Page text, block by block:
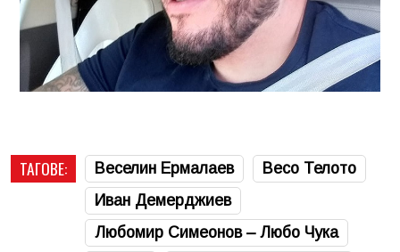
ТАГОВЕ: Веселин Ермалаев
Весо Телото
Иван Демерджиев
Любомир Симеонов – Любо Чука